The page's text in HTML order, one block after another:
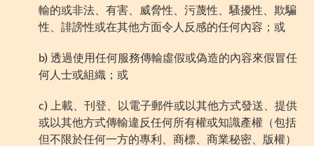
輸的或非法、有害、威脅性、污蔑性、騷擾性、欺騙
性、誹謗性或在其他方面令人反感的任何內容；或
b) 透過使用任何服務傳輸虛假或偽造的內容來假冒任
何人士或組織；或
c)
上載、刊登、以電子郵件或以其他方式發送、提供
或以其他方式傳輸違反任何所有權或知識產權（包括
但不限於任何一方的專利、商標、商業秘密、版權）